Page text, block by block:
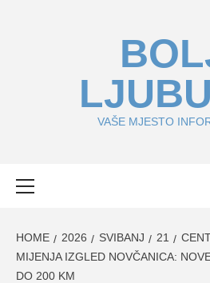
VAŠE MJESTO
HOME 2026 SVIBANJ 21
MIJENJA IZGLED NOVČANICA:
DO 200 KM